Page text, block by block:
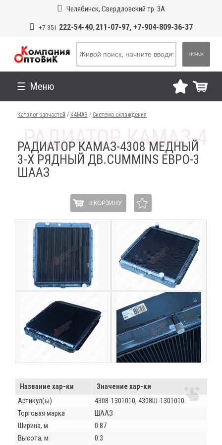
Челябинск, Свердловский тр. 3А
+7 351 222-54-40, 211-07-97, +7-904-809-36-37
ПОИСК
Меню
Каталог запчастей / КАМАЗ / Система охлаждения
РАДИАТОР КАМАЗ-4308 МЕДНЫЙ
3-Х РЯДНЫЙ ДВ.CUMMINS ЕВРО-3
ШААЗ
В КОРЗИНУ
Название хар-ки
Значение хар-ки
Артикул(ы)
4308-1301010, 4308Ш-1301010
Торговая марка
ШААЗ
Ширина, м
0.87
Высота, м
0.3